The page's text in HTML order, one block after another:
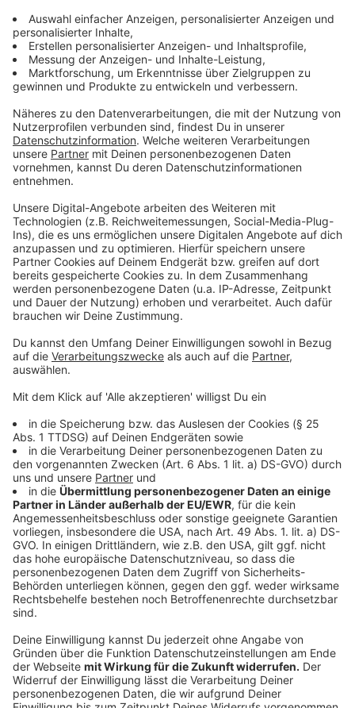
höher. Außerdem können viele Waren vor Ort günstiger
eingekauft werden. Allerdings gibt es auch immer
wieder grade seriöse lokale Organisationen, die gezielt
um Sachspenden bitten. Fragt im Zweifel bei der
Anzeige
Anzeige
Grade in Fußgängerzonen sind zur Weihnachtszeit viele
Organisationen unterwegs. Lasst euch dabei nicht
unter Druck setzte. Das machen laut dem DZI seriöse
emotionale Spendenbriefe oder „Plakative, stark
emotionalisierende Texte und mitleiderregende oder
Kennzeichen unseriöser Briefwerbung“, so das DZI.
Grade bei größeren Katastrophen gibt es auch immer
wieder Organisationen, die sehr aggressiv auftreten
und bei denen ein Großteil der Spenden in der
Verwaltung versickert. Das DZI erlaubt den von ihm
ausgezeichneten Hilfswerken maximal 30 Prozent der
Spendensummen für die Verwaltung zu verwenden.
Die Aktion Lichtblicke liegt da sogar unter zehn
Prozent. Das heißt, hier wird das allermeiste Geld
direkt für die Menschen, die es brauchen eingesetzt.
Wie arbeiten die Organisationen vor Ort?
Anzeige